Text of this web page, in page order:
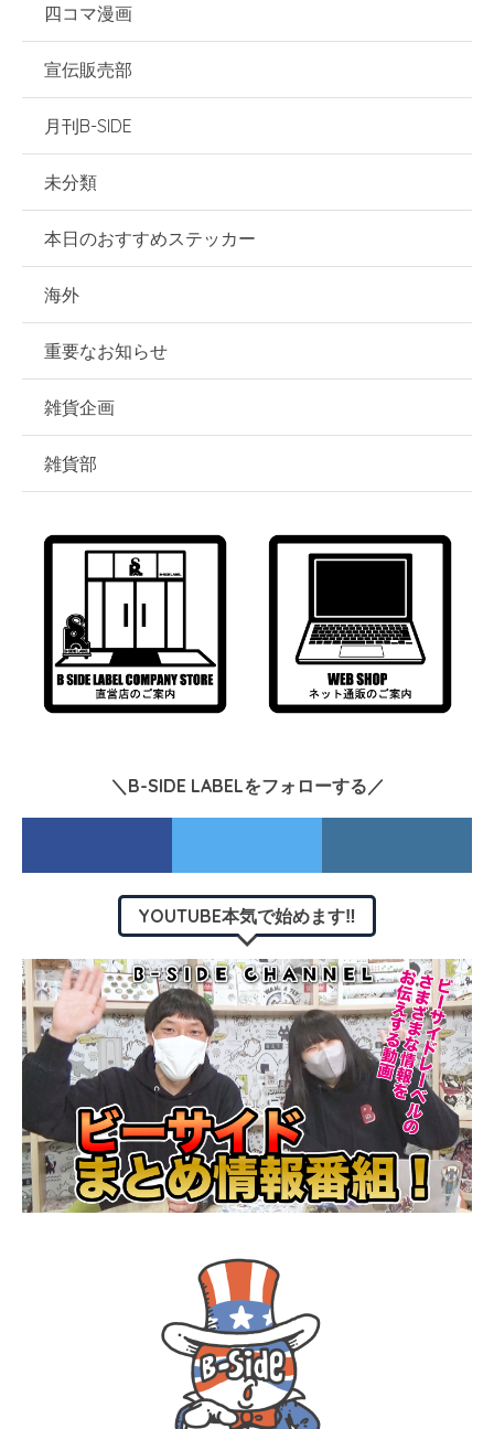
四コマ漫画
宣伝販売部
月刊B-SIDE
未分類
本日のおすすめステッカー
海外
重要なお知らせ
雑貨企画
雑貨部
＼B-SIDE LABELをフォローする／
YOUTUBE本気で始めます‼︎